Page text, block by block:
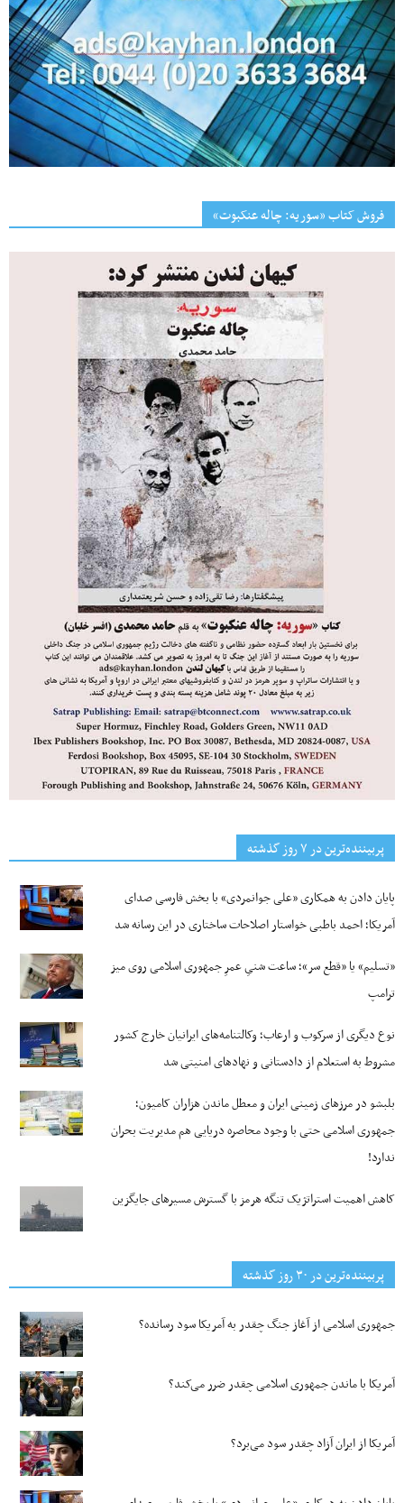
فروش کتاب «سوریه: چاله عنکبوت»
پربیننده‌ترین‌ در ۷ روز گذشته
پایان دادن به همکاری «علی جوانمردی» با بخش فارسی صدای
آمریکا؛ احمد باطبی خواستار اصلاحات ساختاری در این رسانه شد
«تسلیم» یا «قطع سر»؛ ساعت شنیِ عمرِ جمهوری اسلامی روی میز
ترامپ
نوع دیگری از سرکوب و ارعاب؛ وکالتنامه‌های ایرانیان خارج کشور
مشروط به استعلام از دادستانی و نهادهای امنیتی شد
بلبشو در مرزهای زمینی ایران و معطل ماندن هزاران کامیون؛
جمهوری اسلامی حتی با وجود محاصره دریایی هم مدیریت بحران
ندارد!
کاهش اهمیت استراتژیک تنگه‌ هرمز با گسترش مسیرهای جایگزین
پربیننده‌ترین‌ در ۳۰ روز گذشته
جمهوری اسلامی از آغاز جنگ چقدر به آمریکا سود رسانده؟
آمریکا با ماندن جمهوری اسلامی چقدر ضرر می‌کند؟
آمریکا از ایران آزاد چقدر سود می‌برد؟